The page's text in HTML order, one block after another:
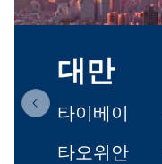
대만
타이베이
타오위안
Previous slide